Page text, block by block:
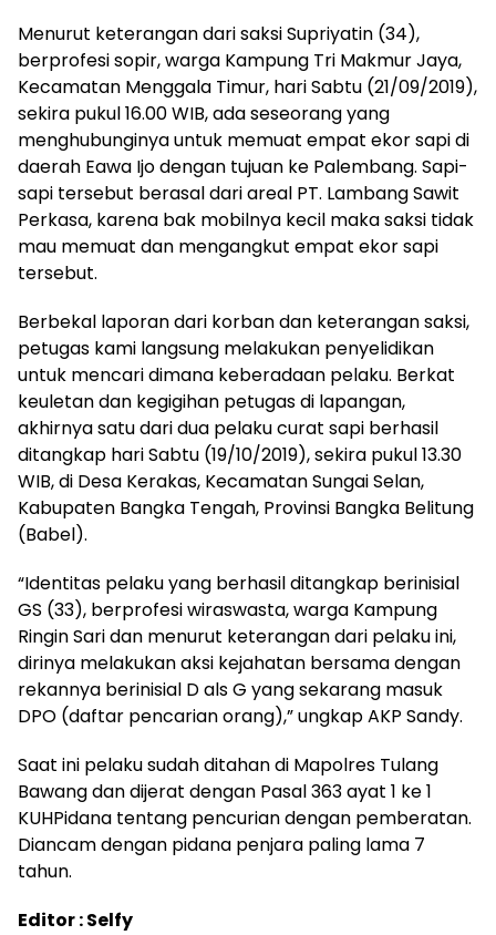
Menurut keterangan dari saksi Supriyatin (34),
berprofesi sopir, warga Kampung Tri Makmur Jaya,
Kecamatan Menggala Timur, hari Sabtu (21/09/2019),
sekira pukul 16.00 WIB, ada seseorang yang
menghubunginya untuk memuat empat ekor sapi di
daerah Eawa Ijo dengan tujuan ke Palembang. Sapi-
sapi tersebut berasal dari areal PT. Lambang Sawit
Perkasa, karena bak mobilnya kecil maka saksi tidak
mau memuat dan mengangkut empat ekor sapi
tersebut.
Berbekal laporan dari korban dan keterangan saksi,
petugas kami langsung melakukan penyelidikan
untuk mencari dimana keberadaan pelaku. Berkat
keuletan dan kegigihan petugas di lapangan,
akhirnya satu dari dua pelaku curat sapi berhasil
ditangkap hari Sabtu (19/10/2019), sekira pukul 13.30
WIB, di Desa Kerakas, Kecamatan Sungai Selan,
Kabupaten Bangka Tengah, Provinsi Bangka Belitung
(Babel).
“Identitas pelaku yang berhasil ditangkap berinisial
GS (33), berprofesi wiraswasta, warga Kampung
Ringin Sari dan menurut keterangan dari pelaku ini,
dirinya melakukan aksi kejahatan bersama dengan
rekannya berinisial D als G yang sekarang masuk
DPO (daftar pencarian orang),” ungkap AKP Sandy.
Saat ini pelaku sudah ditahan di Mapolres Tulang
Bawang dan dijerat dengan Pasal 363 ayat 1 ke 1
KUHPidana tentang pencurian dengan pemberatan.
Diancam dengan pidana penjara paling lama 7
tahun.
Editor : Selfy